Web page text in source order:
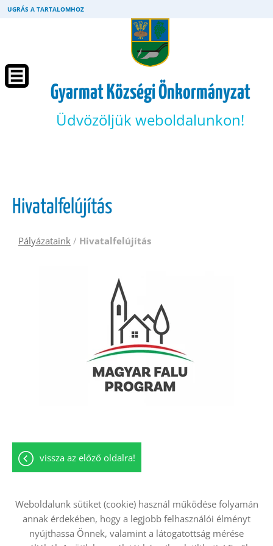
UGRÁS A TARTALOMHOZ
Gyarmat Községi Önkormányzat
Üdvözöljük weboldalunkon!
Hivatalfelújítás
Pályázataink / Hivatalfelújítás
vissza az előző oldalra!
Oldal információk
Adatkezelési tájékoztató
Weboldalunk sütiket (cookie) használ működése folyamán
annak érdekében, hogy a legjobb felhasználói élményt
nyújthassa Önnek, valamint a látogatottság mérése